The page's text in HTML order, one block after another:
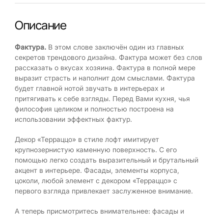
Описание
Фактура. В этом слове заключён один из главных
секретов трендового дизайна. Фактура может без слов
рассказать о вкусах хозяина. Фактура в полной мере
выразит страсть и наполнит дом смыслами. Фактура
будет главной нотой звучать в интерьерах и
притягивать к себе взгляды. Перед Вами кухня, чья
философия целиком и полностью построена на
использовании эффектных фактур.
Декор «Терраццо» в стиле лофт имитирует
крупнозернистую каменную поверхность. С его
помощью легко создать выразительный и брутальный
акцент в интерьере. Фасады, элементы корпуса,
цоколи, любой элемент с декором «Терраццо» с
первого взгляда привлекает заслуженное внимание.
А теперь присмотритесь внимательнее: фасады и